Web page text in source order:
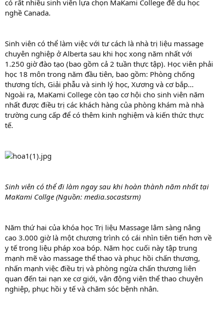
có rất nhiều sinh viên lựa chọn MaKami College để du học
nghề Canada.
Sinh viên có thể làm việc với tư cách là nhà trị liệu massage
chuyên nghiệp ở Alberta sau khi học xong năm nhất với
1.250 giờ đào tạo (bao gồm cả 2 tuần thực tập). Học viên phải
học 18 môn trong năm đầu tiên, bao gồm: Phòng chống
thương tích, Giải phẫu và sinh lý học, Xương và cơ bắp...
Ngoài ra, MaKami College còn tạo cơ hội cho sinh viên năm
nhất được điều trị các khách hàng của phòng khám mà nhà
trường cung cấp để có thêm kinh nghiệm và kiến thức thực
tế.
Sinh viên có thể đi làm ngay sau khi hoàn thành năm nhất tại
MaKami Collge (Nguồn: media.socastsrm)
Năm thứ hai của khóa học Trị liệu Massage lâm sàng nâng
cao 3.000 giờ là một chương trình có cái nhìn tiên tiến hơn về
y tế trong liệu pháp xoa bóp. Năm học cuối này tập trung
mạnh mẽ vào massage thể thao và phục hồi chấn thương,
nhấn mạnh việc điều trị và phòng ngừa chấn thương liên
quan đến tai nạn xe cơ giới, vận động viên thể thao chuyên
nghiệp, phục hồi y tế và chăm sóc bệnh nhân.